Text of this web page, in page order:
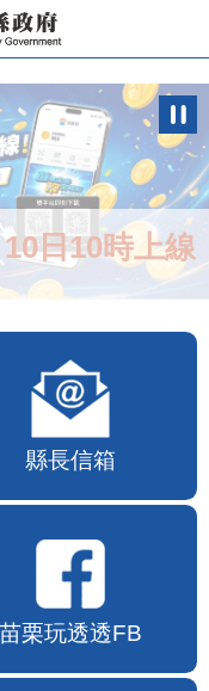
日10時上線
縣長信箱
苗栗玩透透FB